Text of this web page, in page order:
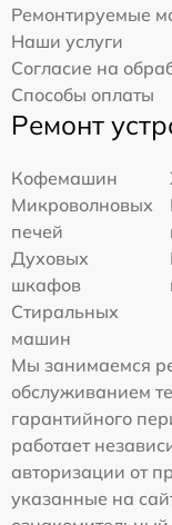
Ремонтируемые
Наши услуги
Согласие на
Способы оплаты
Ремонт
Кофемашин
Микроволновых
печей
Духовых
шкафов
Стиральных
машин
Мы занимаемся
обслуживанием
гарантийного
работает
авторизации от
указанные на